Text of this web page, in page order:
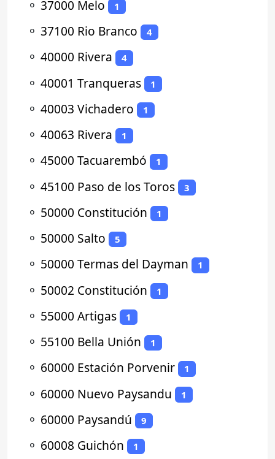
⚬ 37000 Melo 1
⚬ 37100 Rio Branco 4
⚬ 40000 Rivera 4
⚬ 40001 Tranqueras 1
⚬ 40003 Vichadero 1
⚬ 40063 Rivera 1
⚬ 45000 Tacuarembó 1
⚬ 45100 Paso de los Toros 3
⚬ 50000 Constitución 1
⚬ 50000 Salto 5
⚬ 50000 Termas del Dayman 1
⚬ 50002 Constitución 1
⚬ 55000 Artigas 1
⚬ 55100 Bella Unión 1
⚬ 60000 Estación Porvenir 1
⚬ 60000 Nuevo Paysandu 1
⚬ 60000 Paysandú 9
⚬ 60008 Guichón 1